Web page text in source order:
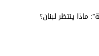
ماذا ينتظر لبنان؟